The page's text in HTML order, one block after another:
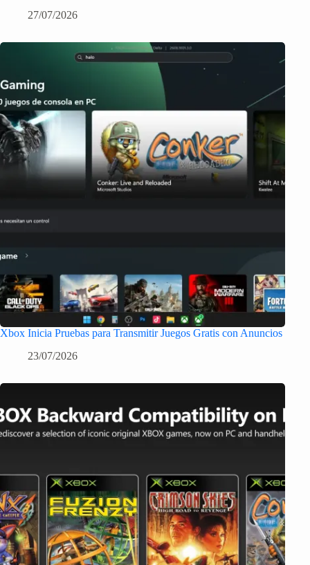
27/07/2026
Xbox Inicia Pruebas para Transmitir Juegos Gratis con Anuncios
23/07/2026